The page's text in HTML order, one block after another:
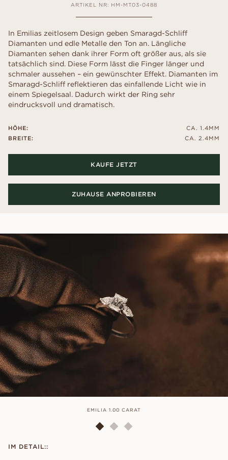
ARTIKEL NR: HM-MT03-0488
In Emilias zeitlosem Design geben Smaragd-Schliff
Diamanten und edle Metalle den Ton an. Längliche
Diamanten sehen dank ihrer Form oft größer aus, als sie
tatsächlich sind. Diese Form lässt die Finger länger und
schmaler aussehen – ein gewünschter Effekt. Diamanten im
Smaragd-Schliff reflektieren das einfallende Licht wie in
einem Spiegelsaal. Dadurch wirkt der Ring sehr
eindrucksvoll und dramatisch.
HÖHE:
BREITE:
CA. 1.4MM
CA. 2.4MM
KAUFE JETZT
ZUHAUSE ANPROBIEREN
EMILIA 1.00 CARAT
IM DETAIL::